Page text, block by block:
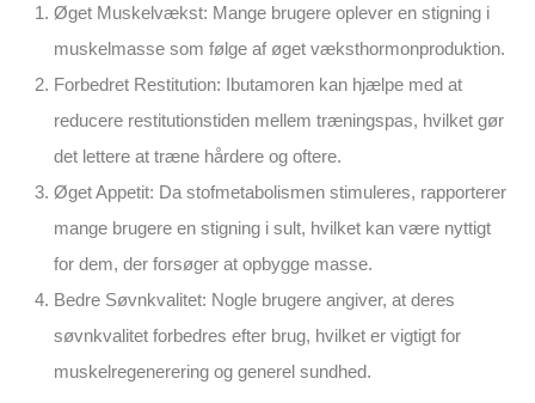
Øget Muskelvækst: Mange brugere oplever en stigning i
muskelmasse som følge af øget væksthormonproduktion.
Forbedret Restitution: Ibutamoren kan hjælpe med at
reducere restitutionstiden mellem træningspas, hvilket gør
det lettere at træne hårdere og oftere.
Øget Appetit: Da stofmetabolismen stimuleres, rapporterer
mange brugere en stigning i sult, hvilket kan være nyttigt
for dem, der forsøger at opbygge masse.
Bedre Søvnkvalitet: Nogle brugere angiver, at deres
søvnkvalitet forbedres efter brug, hvilket er vigtigt for
muskelregenerering og generel sundhed.